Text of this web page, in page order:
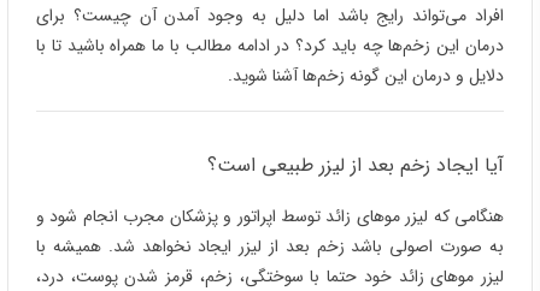
افراد می‌تواند رایج باشد اما دلیل به وجود آمدن آن چیست؟ برای
درمان این زخم‌ها چه باید کرد؟ در ادامه مطالب با ما همراه باشید تا با
دلایل و درمان این گونه زخم‌ها آشنا شوید.
آیا ایجاد زخم بعد از لیزر طبیعی است؟
هنگامی که لیزر موهای زائد توسط اپراتور و پزشکان مجرب انجام شود و
به صورت اصولی باشد زخم بعد از لیزر ایجاد نخواهد شد. همیشه با
لیزر موهای زائد خود حتما با سوختگی، زخم، قرمز شدن پوست، درد،